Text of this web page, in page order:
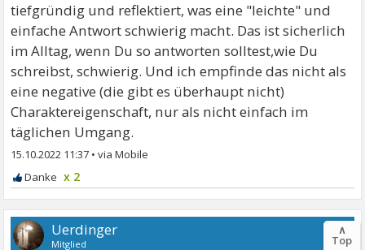
tiefgründig und reflektiert, was eine "leichte" und
einfache Antwort schwierig macht. Das ist sicherlich
im Alltag, wenn Du so antworten solltest,wie Du
schreibst, schwierig. Und ich empfinde das nicht als
eine negative (die gibt es überhaupt nicht)
Charaktereigenschaft, nur als nicht einfach im
täglichen Umgang.
15.10.2022 11:37 •
x 2
Uerdinger
Mitglied
∧
Top